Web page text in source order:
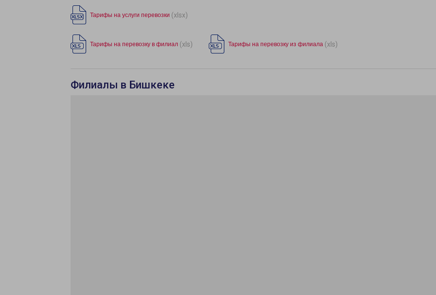
Тарифы на услуги перевозки (xlsx)
Тарифы на перевозку в филиал (xls) Тарифы на перевозку из филиала (xls)
Филиалы в Бишкеке